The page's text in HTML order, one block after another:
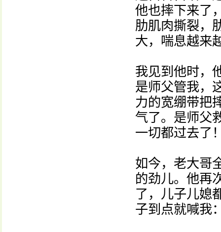
他也摔下来了
肋肌肉撕裂，
大，喘息越来
我见到他时，
是师父管我，
力的宽绷带把
气了。是师父
一切都过去了
如今，老大哥
的劲儿。他再
了，儿子儿媳
子到点就喊我